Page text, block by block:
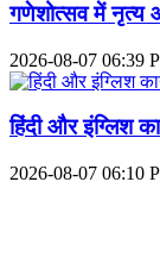
गणेशोत्सव में नृत्य
2026-08-07 06:39
हिंदी और इंग्लिश
2026-08-07 06:10